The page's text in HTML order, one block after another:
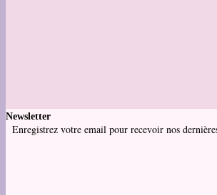
Newsletter
Enregistrez votre email pour recevoir nos